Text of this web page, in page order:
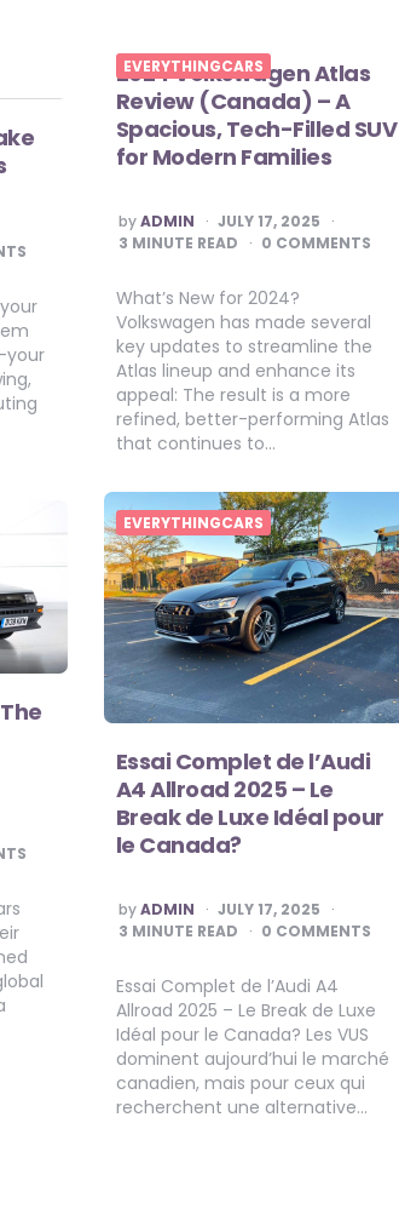
EVERYTHINGCARS
2024 Volkswagen Atlas
Review (Canada) – A
Spacious, Tech-Filled SUV
for Modern Families
POSTED
BY
byADMIN
JULY 17, 2025
3 MINUTE READ 0 COMMENTS
What’s New for 2024?
Volkswagen has made several
key updates to streamline the
Atlas lineup and enhance its
appeal: The result is a more
refined, better-performing Atlas
that continues to…
EVERYTHINGCARS
Essai Complet de l’Audi
A4 Allroad 2025 – Le
Break de Luxe Idéal pour
le Canada?
POSTED
BY
byADMIN
JULY 17, 2025
3 MINUTE READ 0 COMMENTS
Essai Complet de l’Audi A4
Allroad 2025 – Le Break de Luxe
Idéal pour le Canada? Les VUS
dominent aujourd’hui le marché
canadien, mais pour ceux qui
recherchent une alternative…